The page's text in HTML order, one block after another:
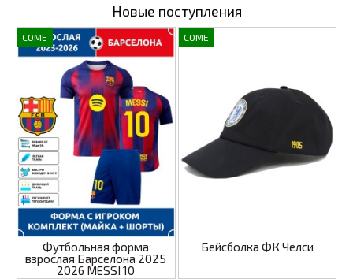
Новые поступления
COME
Футбольная форма
взрослая Барселона 2025
2026 MESSI 10
COME
Бейсболка ФК Челси